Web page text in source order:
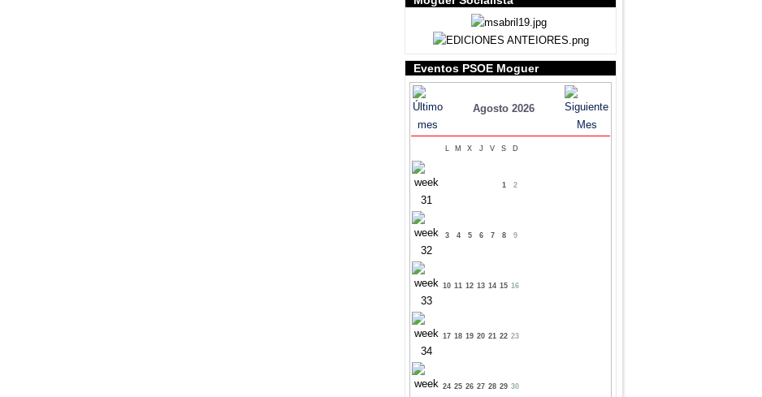
Eventos PSOE Moguer
Agosto 2026
L M X J V S D
1 2
3 4 5 6 7 8 9
10 11 12 13 14 15 16
17 18 19 20 21 22 23
24 25 26 27 28 29 30